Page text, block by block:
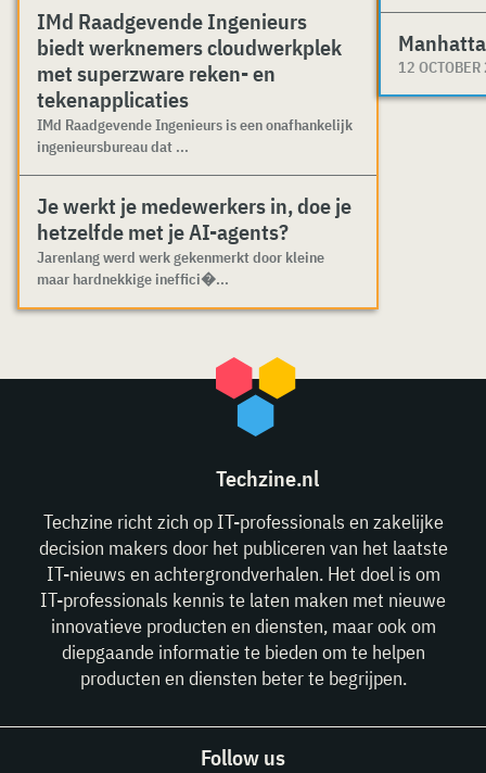
IMd Raadgevende Ingenieurs
biedt werknemers cloudwerkplek
met superzware reken- en
tekenapplicaties
IMd Raadgevende Ingenieurs is een onafhankelijk
ingenieursbureau dat ...
Je werkt je medewerkers in, doe je
hetzelfde met je AI-agents?
Jarenlang werd werk gekenmerkt door kleine
maar hardnekkige ineffici�...
12
Techzine.nl
Techzine richt zich op IT-professionals en zakelijke
decision makers door het publiceren van het laatste
IT-nieuws en achtergrondverhalen. Het doel is om
IT-professionals kennis te laten maken met nieuwe
innovatieve producten en diensten, maar ook om
diepgaande informatie te bieden om te helpen
producten en diensten beter te begrijpen.
Follow us